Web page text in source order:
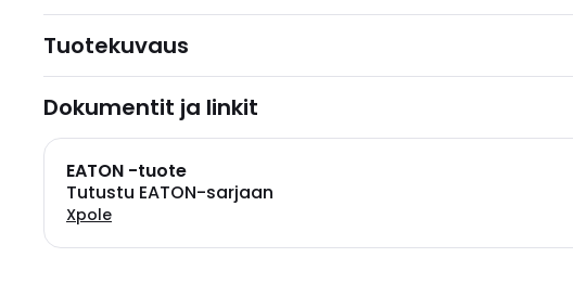
Tuotekuvaus
Dokumentit ja linkit
EATON -tuote
Tutustu EATON-sarjaan
Xpole